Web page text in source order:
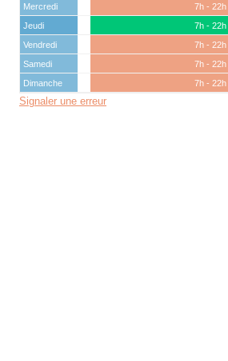
Mercredi
7h - 22h
Jeudi
7h - 22h
Vendredi
7h - 22h
Samedi
7h - 22h
Dimanche
7h - 22h
Signaler une erreur